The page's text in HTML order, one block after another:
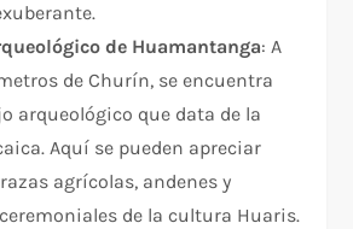
de Huamantanga: A
de Churín, se encuentra
arqueológico que data de la
Aquí se pueden apreciar
agrícolas, andenes y
de la cultura Huaris.